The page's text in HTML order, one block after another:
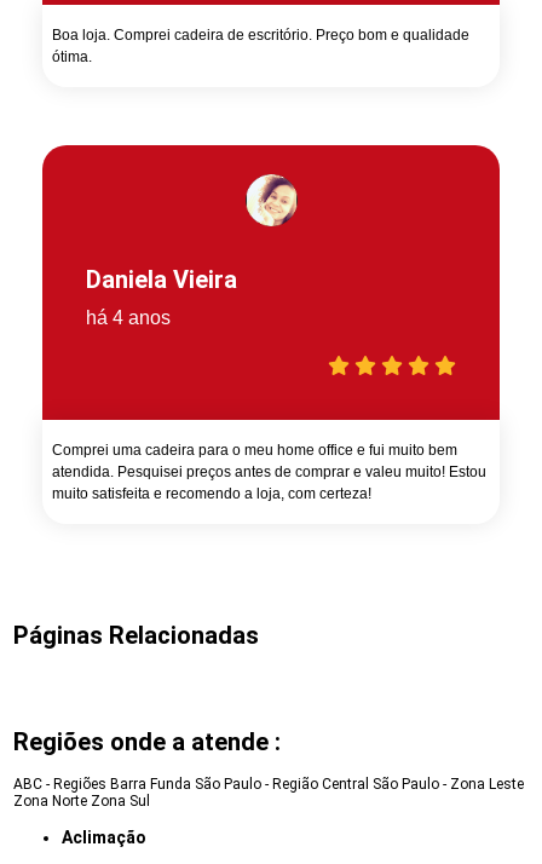
Boa loja. Comprei cadeira de escritório. Preço bom e qualidade
ótima.
Daniela Vieira
há 4 anos
Comprei uma cadeira para o meu home office e fui muito bem
atendida. Pesquisei preços antes de comprar e valeu muito! Estou
muito satisfeita e recomendo a loja, com certeza!
Páginas Relacionadas
Regiões onde a atende :
ABC - Regiões Barra Funda São Paulo - Região Central São Paulo - Zona Leste
Zona Norte Zona Sul
Aclimação